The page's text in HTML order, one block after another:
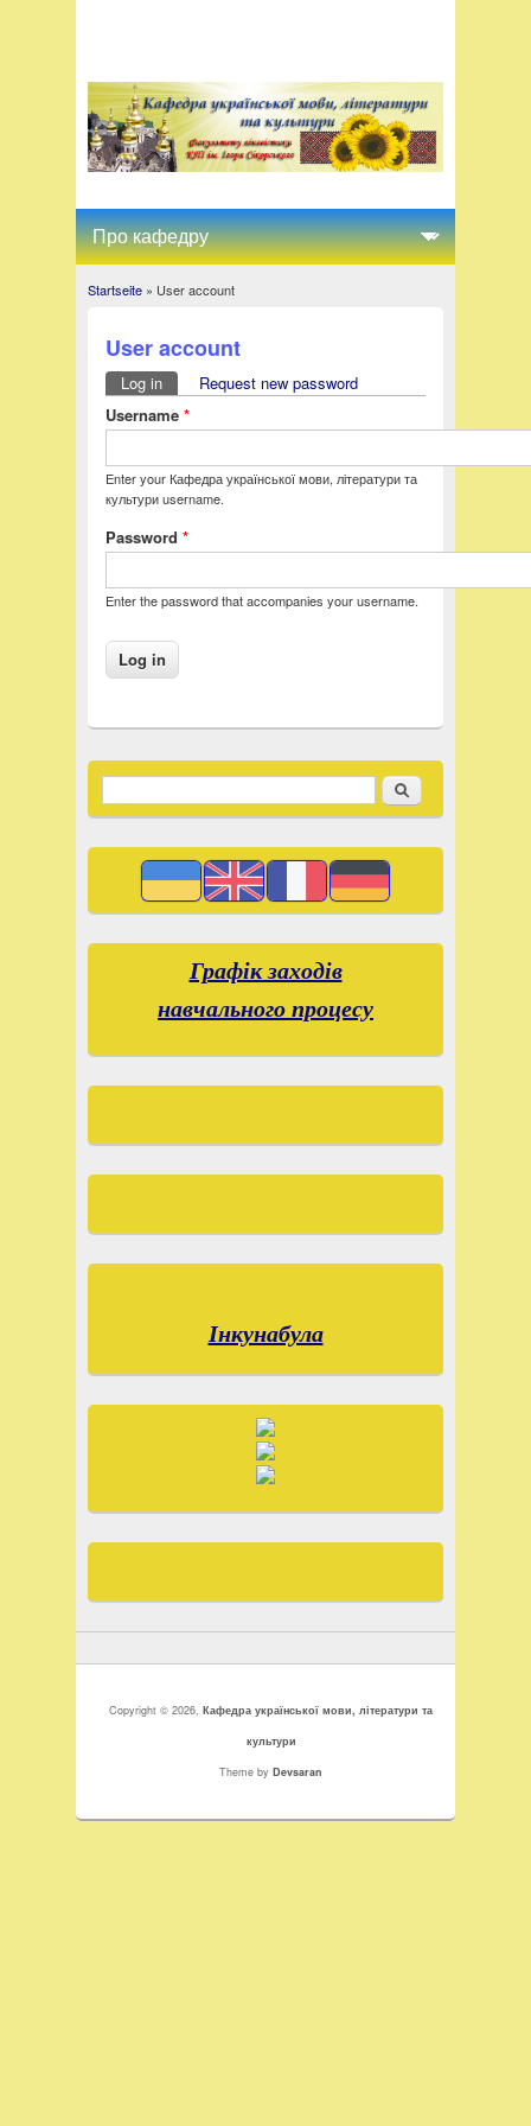
You are here
Startseite» User account
User account
Primary tabs
Log in(active tab)Request new password
Username *
Enter your Кафедра української мови, літератури та
культури username.
Password *
Enter the password that accompanies your username.
Search form Suchen
Графік заходів
навчального процесу
Інкунабула
Copyright © 2026,Кафедра української мови, літератури та
культури
Theme byDevsaran